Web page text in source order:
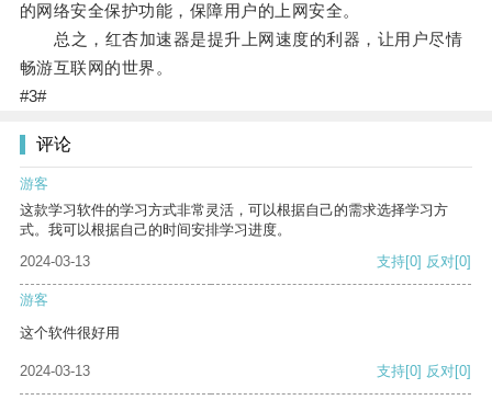
的网络安全保护功能，保障用户的上网安全。
总之，红杏加速器是提升上网速度的利器，让用户尽情
畅游互联网的世界。
#3#
评论
游客
这款学习软件的学习方式非常灵活，可以根据自己的需求选择学习方
式。我可以根据自己的时间安排学习进度。
2024-03-13
支持[0] 反对[0]
游客
这个软件很好用
2024-03-13 支持[0] 反对[0]